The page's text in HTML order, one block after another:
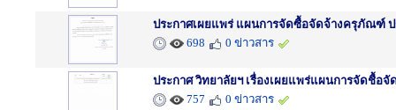
ประกาศเผยแพร่ แผนการจัดซื้อจัดจ้างครุภัณฑ์
698
0 ข่าวสาร
ประกาศ วิทยาลัยฯ เรื่องเผยแพร่แผนการจัดชื้อจั
757
0 ข่าวสาร